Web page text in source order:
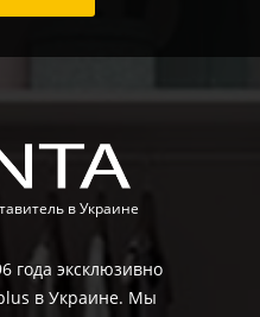
в Украине
года эксклюзивно
в Украине. Мы